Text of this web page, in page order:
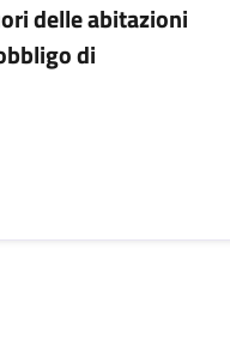
delle abitazioni
di